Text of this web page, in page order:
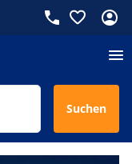
Suchen